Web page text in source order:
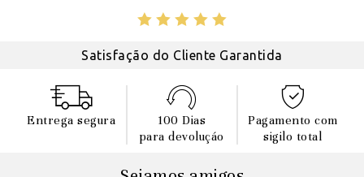
Satisfação do Cliente Garantida
Entrega segura
100 Dias
para devoluçáo
Pagamento com
sigilo total